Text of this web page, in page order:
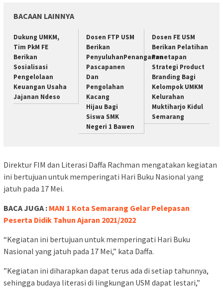
BACAAN LAINNYA
Dukung UMKM,
Tim PkM FE
Berikan
Sosialisasi
Pengelolaan
Keuangan Usaha
Jajanan Ndeso
Dosen FTP USM
Berikan
PenyuluhanPenanganan
Pascapanen
Dan
Pengolahan
Kacang
Hijau Bagi
Siswa SMK
Negeri 1 Bawen
Dosen FE USM
Berikan Pelatihan
Penetapan
Strategi Product
Branding Bagi
Kelompok UMKM
Kelurahan
Muktiharjo Kidul
Semarang
Direktur FIM dan Literasi Daffa Rachman mengatakan kegiatan
ini bertujuan untuk memperingati Hari Buku Nasional yang
jatuh pada 17 Mei.
BACA JUGA : MAN 1 Kota Semarang Gelar Pelepasan
Peserta Didik Tahun Ajaran 2021/2022
“Kegiatan ini bertujuan untuk memperingati Hari Buku
Nasional yang jatuh pada 17 Mei,” kata Daffa.
”Kegiatan ini diharapkan dapat terus ada di setiap tahunnya,
sehingga budaya literasi di lingkungan USM dapat lestari,”